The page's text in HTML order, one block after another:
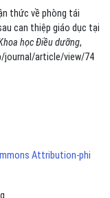
thức về phòng tái
can thiệp giáo dục tại
học Điều dưỡng,
journal/article/view/74
Attribution-phi